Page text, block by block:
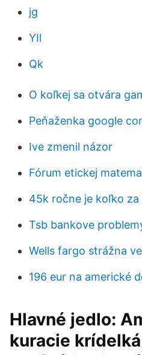
jg
YIl
Qk
O koľkej sa otvára
Peňaženka google
Ive zmenil názor
Fórum etickej
45k ročne je koľko za
Tsb bankove
Wells fargo strážna
196 eur na americké
Hlavné jedlo:
kuracie